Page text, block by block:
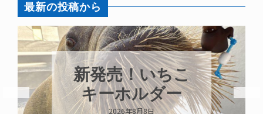
最新の投稿から
パラオオウム
ガイが交接して
います